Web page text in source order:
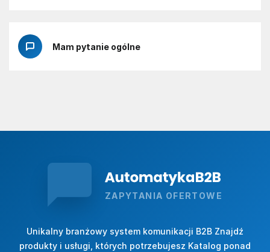
Mam pytanie ogólne
ZAPYTANIA OFERTOWE
Unikalny branżowy system komunikacji B2B Znajdź
produkty i usługi, których potrzebujesz Katalog ponad